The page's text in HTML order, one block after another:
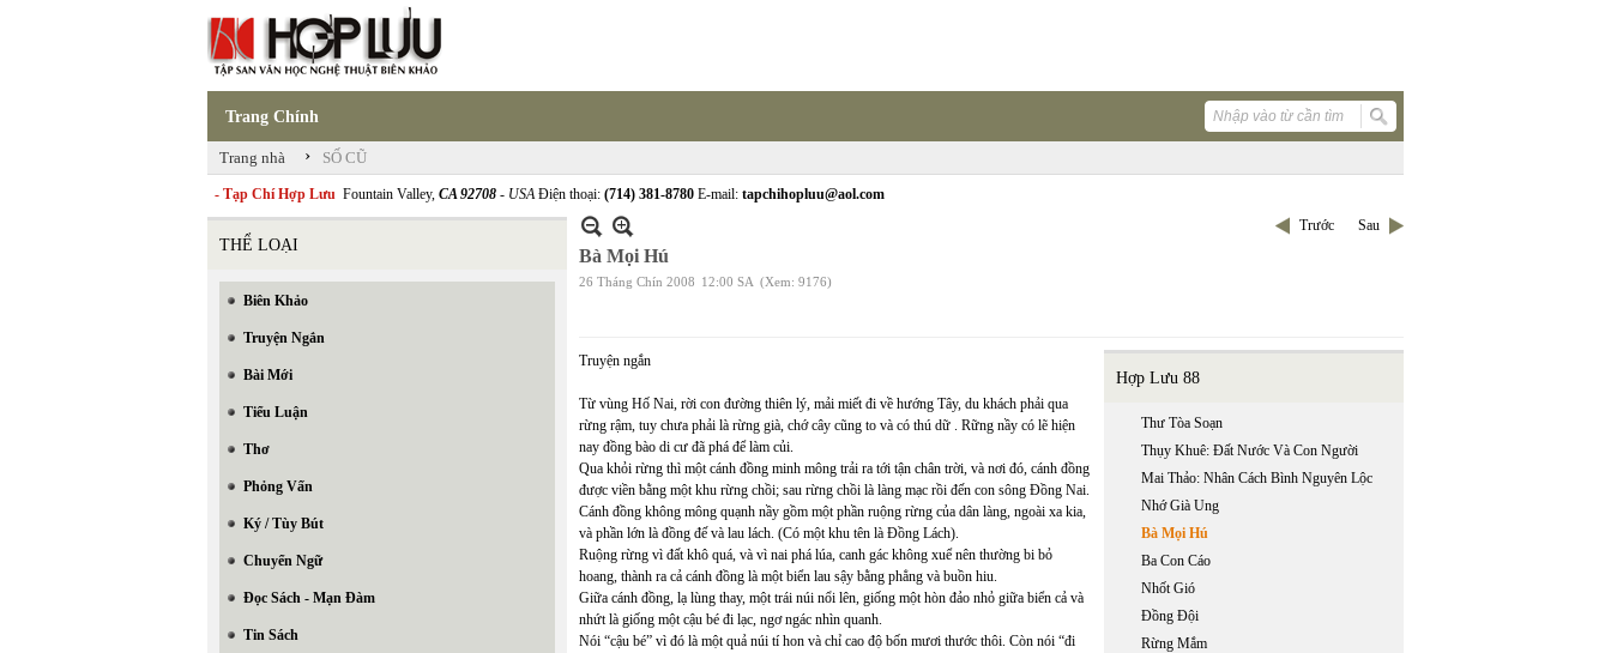
Trang Chính
Trang nhà › SỐ CŨ
- Tạp Chí Hợp Lưu Fountain Valley, CA 92708 - USAĐiện thoại: (714) 381-8780 E-mail: tapchihopluu@aol.com
THỂ LOẠI
Biên Khảo
Truyện Ngắn
Bài Mới
Tiểu Luận
Thơ
Phỏng Vấn
Ký / Tùy Bút
Chuyển Ngữ
Đọc Sách - Mạn Đàm
Tin Sách
Trước Sau
Bà Mọi Hú
26 Tháng Chín 2008 12:00 SA (Xem: 9176)
Hợp Lưu 88
Thư Tòa Soạn
Thụy Khuê: Đất Nước Và Con Người
Mai Thảo: Nhân Cách Bình Nguyên Lộc
Nhớ Già Ung
Bà Mọi Hú
Ba Con Cáo
Nhốt Gió
Đồng Đội
Rừng Mắm
Truyện ngắn
Từ vùng Hố Nai, rời con đường thiên lý, mải miết đi về hướng Tây, du khách phải qua
rừng rậm, tuy chưa phải là rừng già, chớ cây cũng to và có thú dữ . Rững nầy có lẽ hiện
nay đồng bào di cư đã phá để làm củi.
Qua khỏi rừng thì một cánh đồng minh mông trải ra tới tận chân trời, và nơi đó, cánh đồng
được viền bằng một khu rừng chồi; sau rừng chồi là làng mạc rồi đến con sông Đồng Nai.
Cánh đồng không mông quạnh nầy gồm một phần ruộng rừng của dân làng, ngoài xa kia,
và phần lớn là đồng đế và lau lách. (Có một khu tên là Đồng Lách).
Ruộng rừng vì đất khô quá, và vì nai phá lúa, canh gác không xuể nên thường bi bỏ
hoang, thành ra cả cánh đồng là một biển lau sậy bằng phẳng và buồn hiu.
Giữa cánh đồng, lạ lùng thay, một trái núi nổi lên, giống một hòn đảo nhỏ giữa biển cả và
nhứt là giống một cậu bé đi lạc, ngơ ngác nhìn quanh.
Nói “cậu bé” vì đó là một quả núi tí hon và chỉ cao độ bốn mươi thước thôi. Còn nói “đi